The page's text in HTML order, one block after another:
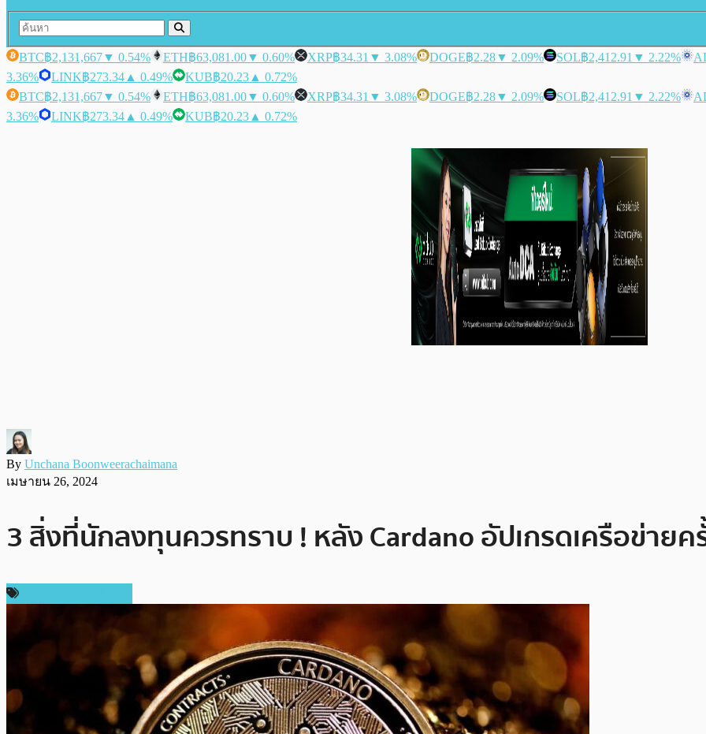
BTC฿2,131,667▼ 0.54% ETH฿63,081.00▼ 0.60% XRP฿34.31 ▼ 3.08% DOGE฿2.28▼ 2.09% SOL฿2,412.91 ▼ 2.22%
3.36%
LINK฿273.34 ▲ 0.49% KUB฿20.23 ▲ 0.72%
BTC฿2,131,667▼ 0.54% ETH฿63,081.00▼ 0.60% XRP฿34.31 ▼ 3.08% DOGE฿2.28▼ 2.09% SOL฿2,412.91 ▼ 2.22%
3.36%
LINK฿273.34 ▲ 0.49% KUB฿20.23 ▲ 0.72%
By Unchana Boonweerachaimana
เมษายน 26, 2024
3 สิ่งที่นักลงทุนควรทราบ ! หลัง Cardano อัปเกรดเครือข่าย